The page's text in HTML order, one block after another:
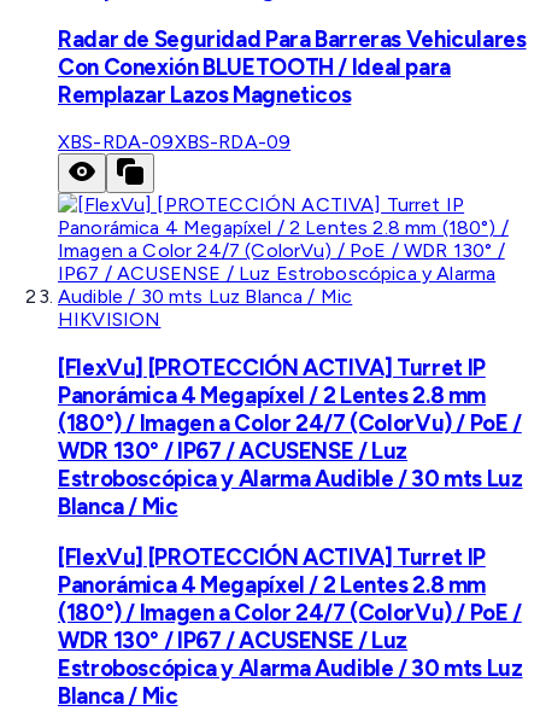
Radar de Seguridad Para Barreras Vehiculares
Con Conexión BLUETOOTH / Ideal para
Remplazar Lazos Magneticos
XBS-RDA-09XBS-RDA-09
HIKVISION
[FlexVu] [PROTECCIÓN ACTIVA] Turret IP
Panorámica 4 Megapíxel / 2 Lentes 2.8 mm
(180°) / Imagen a Color 24/7 (ColorVu) / PoE /
WDR 130° / IP67 / ACUSENSE / Luz
Estroboscópica y Alarma Audible / 30 mts Luz
Blanca / Mic
[FlexVu] [PROTECCIÓN ACTIVA] Turret IP
Panorámica 4 Megapíxel / 2 Lentes 2.8 mm
(180°) / Imagen a Color 24/7 (ColorVu) / PoE /
WDR 130° / IP67 / ACUSENSE / Luz
Estroboscópica y Alarma Audible / 30 mts Luz
Blanca / Mic